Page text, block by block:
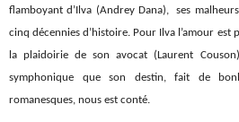
flamboyant d’Ilva (Andrey Dana), ses
cinq décennies d’histoire. Pour Ilva l’amour est
la plaidoirie de son avocat (Laurent
symphonique que son destin, fait de
romanesques, nous est conté.